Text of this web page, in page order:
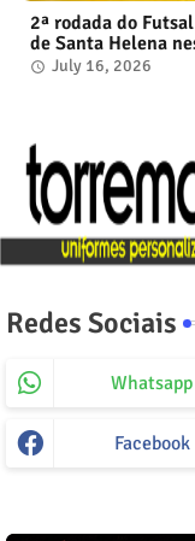
2ª rodada do
de Santa Helena
July 16, 2026
Redes Sociais
Whatsapp
Facebook